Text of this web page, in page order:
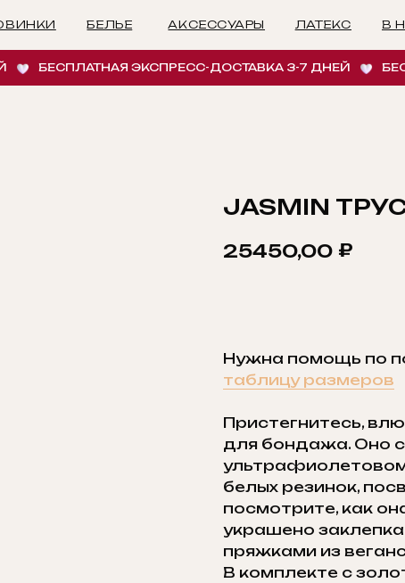
ЛАТЕКС
БЕЛЬЕ В НАЛИЧИИ
АКСЕССУАРЫ
БЕСПЛАТНАЯ ЭКСПРЕСС-ДОСТАВКА 3-7 ДНЕЙ
JASMIN
25450,00 ₽
Нужна помощь по
таблицу размеров
Пристегнитесь,
для бондажа. Оно
белых резинок,
посмотрите, как
украшено
пряжками из
В комплекте с